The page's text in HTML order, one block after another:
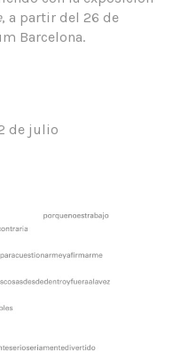
, a partir del 26 de
Barcelona.
de julio